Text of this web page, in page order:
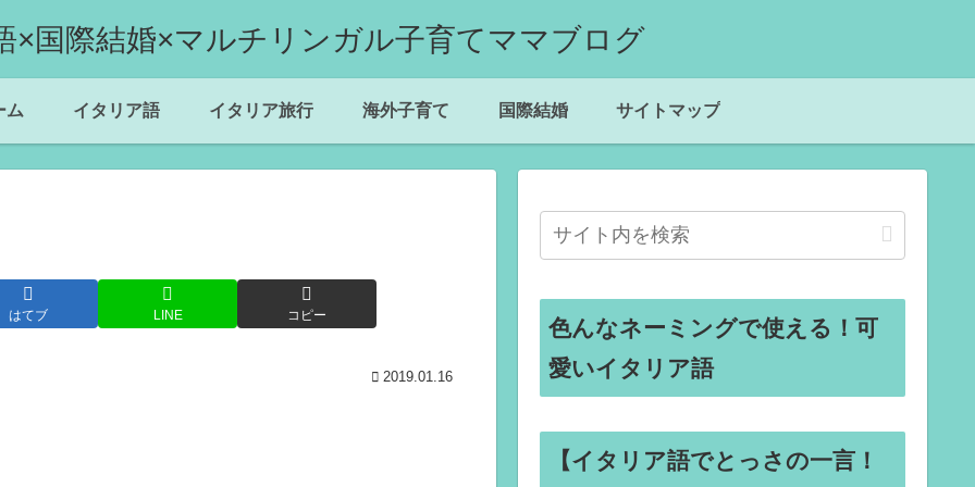
ム イタリア語 イタリア旅行 海外子育て 国際結婚 サイトマップ
はてブ LINE コピー
2019.01.16
色んなネーミングで使える！可
愛いイタリア語
【イタリア語でとっさの一言！